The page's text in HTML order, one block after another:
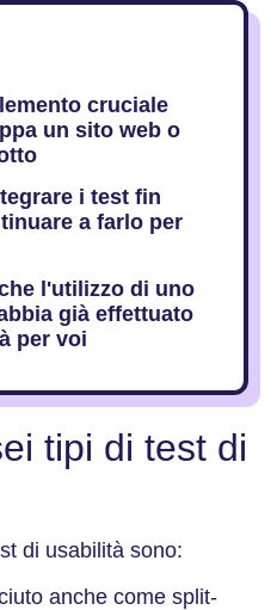
cruciale
un sito web o
i test fin
a farlo per
l'utilizzo di uno
già effettuato
per voi
tipi di test di
di usabilità sono:
anche come split-